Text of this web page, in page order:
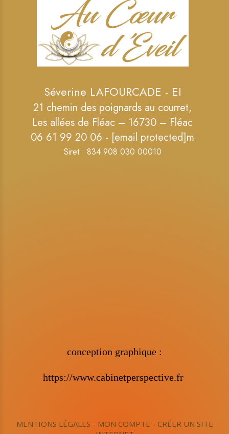
Séverine LAFOURCADE - EI
21 chemin des poignards au courret,
Les allées de Fléac – 16730 – Fléac
06 61 99 20 06 - [email protected]m
Siret : 834 908 030 00010
conception graphique :
https://www.cabinetperspective.fr
MENTIONS LÉGALES MON COMPTE
CRÉER UN SITE